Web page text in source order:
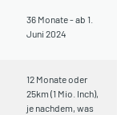
36 Monate - ab 1.
Juni 2024
12 Monate oder
25km (1 Mio. Inch),
je nachdem, was